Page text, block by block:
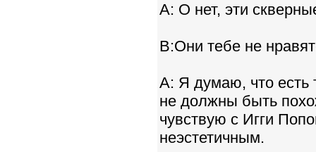
A: О нет, эти
B:Они тебе не
A: Я думаю, что есть
не должны быть
чувствую с Игги
неэстетичным.